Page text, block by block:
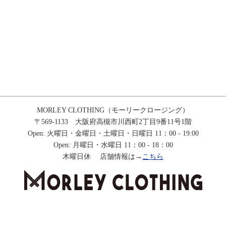
MORLEY CLOTHING（モーリークロージング）
〒569-1133 大阪府高槻市川西町2丁目9番11号1階
Open: 火曜日・金曜日・土曜日・日曜日 11：00 - 19:00
Open: 月曜日・水曜日 11：00 - 18：00
木曜日休 店舗情報は→ こちら